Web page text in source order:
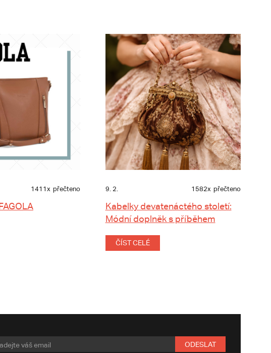
1411x přečteno 9. 2. 1582x přečteno
Kabelky devatenáctého století:
Módní doplněk s příběhem
ČÍST CELÉ
ODESLAT